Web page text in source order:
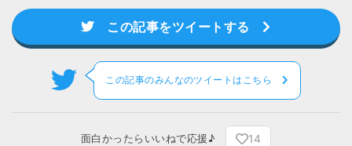
この記事をツイートする
この記事のみんなのツイートはこちら
面白かったらいいねで応援♪ 14